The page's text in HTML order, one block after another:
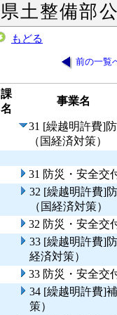
県土整備部
もどる
前の一覧
課
名
事業名
31 [繰越明許費]
（国経済対策）
31 防災・安全交
32 [繰越明許費]
（国経済対策）
32 防災・安全交
33 [繰越明許費]
経済対策）
33 防災・安全交
34 [繰越明許費]
策）